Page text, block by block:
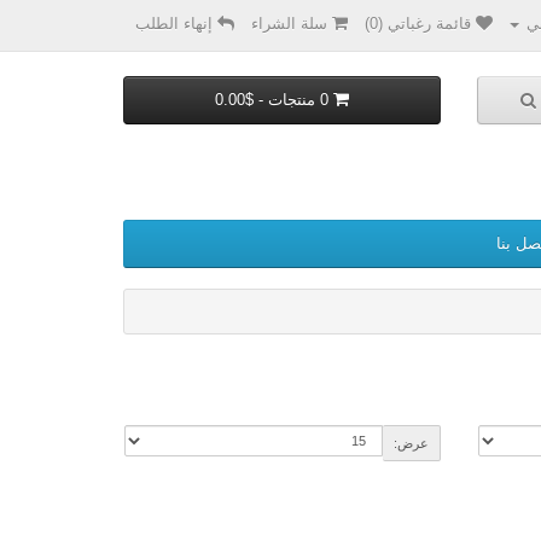
قائمة رغباتي (0) سلة الشراء إنهاء الطلب
0 منتجات - $0.00
بنا
عرض: